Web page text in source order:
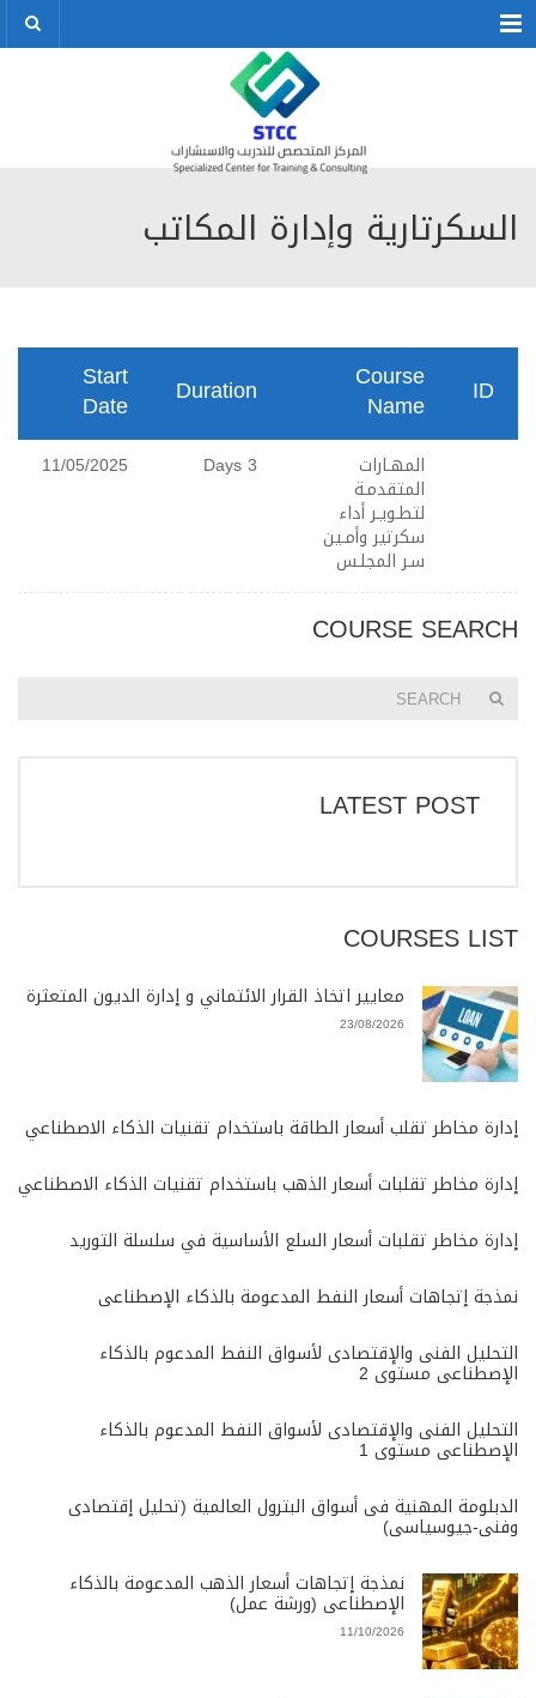
Menu
السكرتارية وإدارة المكاتب
ID
Course
Name
Duration
Start
Date
المهـارات
المتقدمـة
لتطـويـر أداء
سكرتير وأمـين
سـر المجلـس
3 Days
11/05/2025
COURSE SEARCH
LATEST POST
COURSES LIST
معايير اتخاذ القرار الائتماني و إدارة الديون المتعثرة
23/08/2026
إدارة مخاطر تقلب أسعار الطاقة باستخدام تقنيات الذكاء الاصطناعي
إدارة مخاطر تقلبات أسعار الذهب باستخدام تقنيات الذكاء الاصطناعي
إدارة مخاطر تقلبات أسعار السلع الأساسية في سلسلة التوريد
نمذجة إتجاهات أسعار النفط المدعومة بالذكاء الإصطناعى
التحليل الفنى والإقتصادى لأسواق النفط المدعوم بالذكاء
الإصطناعى مستوى 2
التحليل الفنى والإقتصادى لأسواق النفط المدعوم بالذكاء
الإصطناعى مستوى 1
الدبلومة المهنية فى أسواق البترول العالمية (تحليل إقتصادى
وفنى-جيوسياسى)
نمذجة إتجاهات أسعار الذهب المدعومة بالذكاء
الإصطناعى (ورشة عمل)
11/10/2026